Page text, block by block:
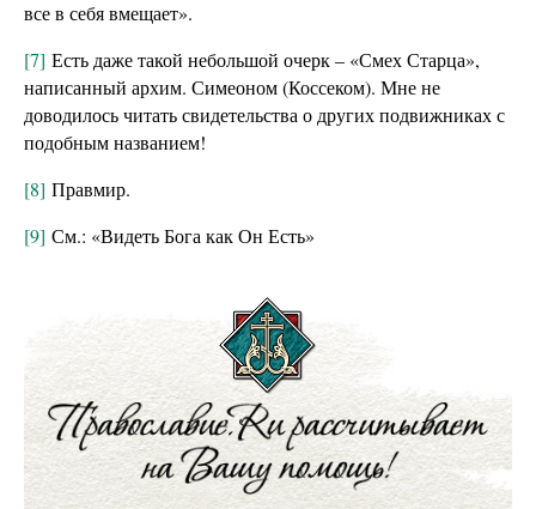
все в себя вмещает».
[7] Есть даже такой небольшой очерк – «Смех Старца»,
написанный архим. Симеоном (Коссеком). Мне не
доводилось читать свидетельства о других подвижниках с
подобным названием!
[8] Правмир.
[9] См.: «Видеть Бога как Он Есть»